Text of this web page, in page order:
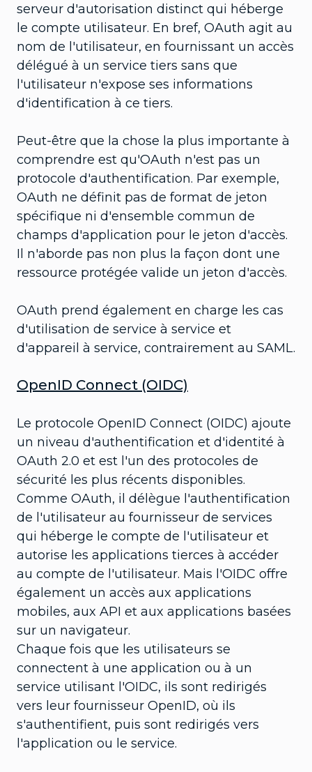
serveur d'autorisation distinct qui héberge
le compte utilisateur. En bref, OAuth agit au
nom de l'utilisateur, en fournissant un accès
délégué à un service tiers sans que
l'utilisateur n'expose ses informations
d'identification à ce tiers.
Peut-être que la chose la plus importante à
comprendre est qu'OAuth n'est pas un
protocole d'authentification. Par exemple,
OAuth ne définit pas de format de jeton
spécifique ni d'ensemble commun de
champs d'application pour le jeton d'accès.
Il n'aborde pas non plus la façon dont une
ressource protégée valide un jeton d'accès.
OAuth prend également en charge les cas
d'utilisation de service à service et
d'appareil à service, contrairement au SAML.
OpenID Connect (OIDC)
Le protocole OpenID Connect (OIDC) ajoute
un niveau d'authentification et d'identité à
OAuth 2.0 et est l'un des protocoles de
sécurité les plus récents disponibles.
Comme OAuth, il délègue l'authentification
de l'utilisateur au fournisseur de services
qui héberge le compte de l'utilisateur et
autorise les applications tierces à accéder
au compte de l'utilisateur. Mais l'OIDC offre
également un accès aux applications
mobiles, aux API et aux applications basées
sur un navigateur.
Chaque fois que les utilisateurs se
connectent à une application ou à un
service utilisant l'OIDC, ils sont redirigés
vers leur fournisseur OpenID, où ils
s'authentifient, puis sont redirigés vers
l'application ou le service.